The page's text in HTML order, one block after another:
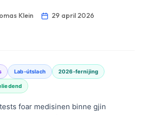
Klein
29 april 2026
Lab-útslach 2026-fernijing
foar medisinen binne gjin